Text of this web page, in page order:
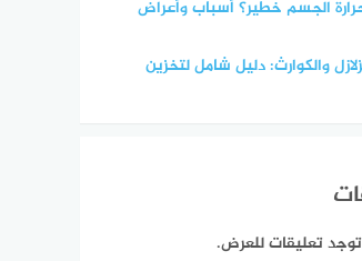
الجسم خطير؟ أسباب وأعراض
والكوارث: دليل شامل لتخزين
توجد تعليقات للعرض.